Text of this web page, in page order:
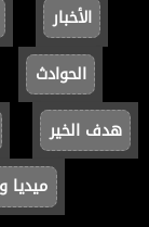
الأخبار
الحوادث
هدف الخير